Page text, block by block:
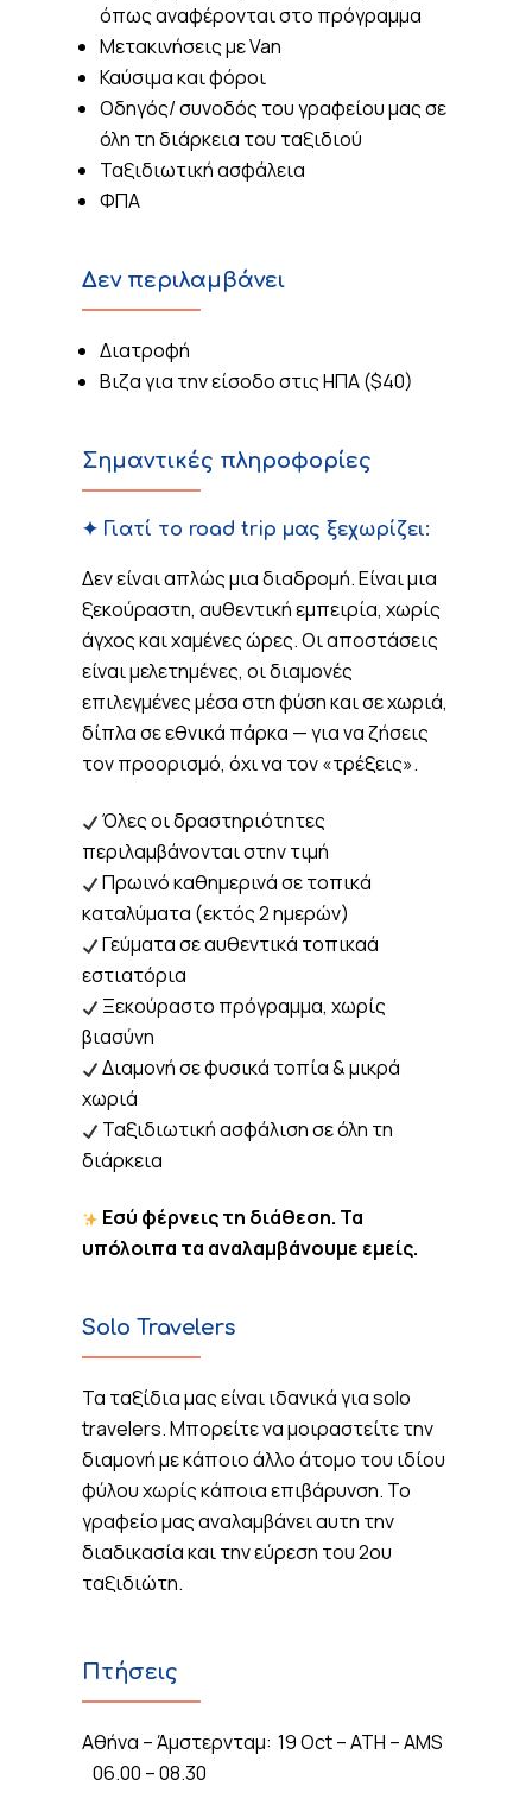
όπως αναφέρονται στο πρόγραμμα
Μετακινήσεις με Van
Καύσιμα και φόροι
Οδηγός/ συνοδός του γραφείου μας σε
όλη τη διάρκεια του ταξιδιού
Ταξιδιωτική ασφάλεια
ΦΠΑ
Δεν περιλαμβάνει
Διατροφή
Βιζα για την είσοδο στις ΗΠΑ ($40)
Σημαντικές πληροφορίες
✦ Γιατί το road trip μας ξεχωρίζει:
Δεν είναι απλώς μια διαδρομή. Είναι μια
ξεκούραστη, αυθεντική εμπειρία, χωρίς
άγχος και χαμένες ώρες. Οι αποστάσεις
είναι μελετημένες, οι διαμονές
επιλεγμένες μέσα στη φύση και σε χωριά,
δίπλα σε εθνικά πάρκα — για να ζήσεις
τον προορισμό, όχι να τον «τρέξεις».
Όλες οι δραστηριότητες
περιλαμβάνονται στην τιμή
Πρωινό καθημερινά σε τοπικά
καταλύματα (εκτός 2 ημερών)
Γεύματα σε αυθεντικά τοπικαά
εστιατόρια
Ξεκούραστο πρόγραμμα, χωρίς
βιασύνη
Διαμονή σε φυσικά τοπία & μικρά
χωριά
Ταξιδιωτική ασφάλιση σε όλη τη
διάρκεια
Εσύ φέρνεις τη διάθεση. Τα
υπόλοιπα τα αναλαμβάνουμε εμείς.
Solo Travelers
Τα ταξίδια μας είναι ιδανικά για solo
travelers. Μπορείτε να μοιραστείτε την
διαμονή με κάποιο άλλο άτομο του ιδίου
φύλου χωρίς κάποια επιβάρυνση. Το
γραφείο μας αναλαμβάνει αυτη την
διαδικασία και την εύρεση του 2ου
ταξιδιώτη.
Πτήσεις
Αθήνα – Άμστερνταμ: 19 Oct – ATH – AMS
06.00 – 08.30